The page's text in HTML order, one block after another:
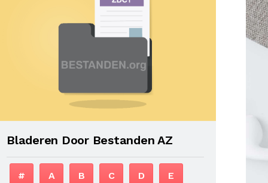
Bladeren Door Bestanden AZ
# A B C D E